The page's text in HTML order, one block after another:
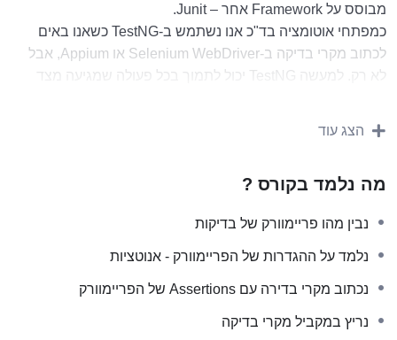
מבוסס על Framework אחר – Junit.
כמפתחי אוטומציה בד"כ אנו נשתמש ב-TestNG כשאנו באים
לכתוב מקרי בדיקה ב-Selenium WebDriver או Appium, אבל
לא רק. למעשה TestNG יכול לתמוך בכל פעולה שמגיעה מצד
סוגי האנוטציות שהוא מביא לנו, דרך סוגים שונים של וולידציות
ברמת המתודה, ברמת המחלקה, ברמת ב-Test וברמת בסוויטה.
בדיקה רק עם ערכים שונים, אפשר דרכו להריץ באופן אוטומטי
מקרי בדיקה שנכשלו, יש לפריימוורק הזה יכולות להאזין מאחורי
להגדיר ל-TestNG מה לעשות כשקורה מאורע כזה, נראה את
יכולת הדוחות של TestNG ופי'צירים נוספים.
הצג עוד
מה נלמד בקורס ?
נבין מהו פריימוורק של בדיקות
נלמד על ההגדרות של הפריימוורק - אנוטציות
נכתוב מקרי בדירה עם Assertions של הפריימוורק
נריץ במקביל מקרי בדיקה